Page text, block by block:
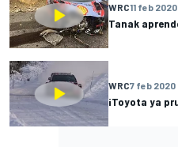
WRC11 feb 2020
Tanak
WRC7 feb 2020
¡Toyota ya